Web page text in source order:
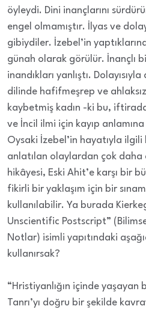
öyleydi. Dini inançlarını
engel olmamıştır. İlyas ve
gibiydiler. İzebel’in
günah olarak görülür. İnançlı
inandıkları yanlıştı.
dilinde hafifmeşrep ve
kaybetmiş kadın -ki bu,
ve İncil ilmi için kayıp
Oysaki İzebel’in hayatıyla ilgili
anlatılan olaylardan çok
hikâyesi, Eski Ahit’e karşı bir
fikirli bir yaklaşım için bir
kullanılabilir. Ya burada
Unscientific Postscript”
Notlar) isimli yapıtındaki
kullanırsak?
“Hristiyanlığın içinde yaşayan
Tanrı’yı doğru bir şekilde